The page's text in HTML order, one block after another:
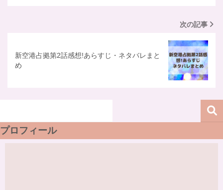
次の記事
新空港占拠第2話感想!あらすじ・ネタバレまと
め
プロフィール